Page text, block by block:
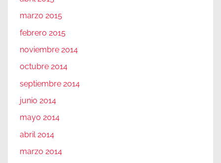
marzo 2015
febrero 2015
noviembre 2014
octubre 2014
septiembre 2014
junio 2014
mayo 2014
abril 2014
marzo 2014